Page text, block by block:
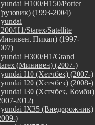
H100/H150/Porter
(1993-2004)
H1/Starex/Satellite
Пикап) (1997-
H300/H1/Grand
(Минивен) (2007-)
I10 (Хетчбек) (2007-)
I20 (Хетчбек) (2008-)
I30 (Хетчбек, Комби)
2012)
IX35 (Внедорожник)
)